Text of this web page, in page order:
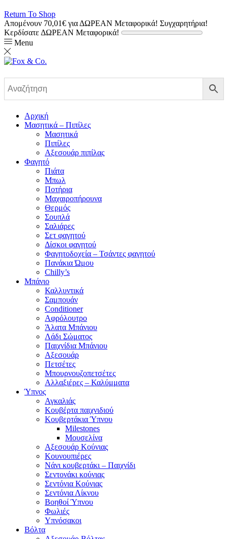
Return To Shop
Απομένουν 70,01€ για ΔΩΡΕΑΝ Μεταφορικά! Συγχαρητήρια!
Κερδίσατε ΔΩΡΕΑΝ Μεταφορικά!
Menu
Αρχική
Μασητικά – Πιπίλες
Μασητικά
Πιπίλες
Αξεσουάρ πιπίλας
Φαγητό
Πιάτα
Μπωλ
Ποτήρια
Μαχαιροπήρουνα
Θερμός
Σουπλά
Σαλιάρες
Σετ φαγητού
Δίσκοι φαγητού
Φαγητοδοχεία – Τσάντες φαγητού
Πανάκια Ώμου
Chilly’s
Μπάνιο
Καλλυντικά
Σαμπουάν
Conditioner
Αφρόλουτρο
Άλατα Μπάνιου
Λάδι Σώματος
Παιχνίδια Μπάνιου
Αξεσουάρ
Πετσέτες
Μπουρνουζοπετσέτες
Αλλαξιέρες – Καλύμματα
Ύπνος
Αγκαλιάς
Κουβέρτα παιχνιδιού
Κουβερτάκια Ύπνου
Milestones
Μουσελίνα
Αξεσουάρ Κούνιας
Κουνουπιέρες
Νάνι κουβερτάκι – Παιχνίδι
Σεντονάκι κούνιας
Σεντόνια Κούνιας
Σεντόνια Λίκνου
Βοηθοί Ύπνου
Φωλιές
Υπνόσακοι
Βόλτα